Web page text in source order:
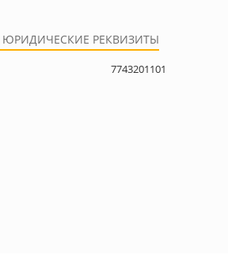
РЕКВИЗИТЫ
7743201101